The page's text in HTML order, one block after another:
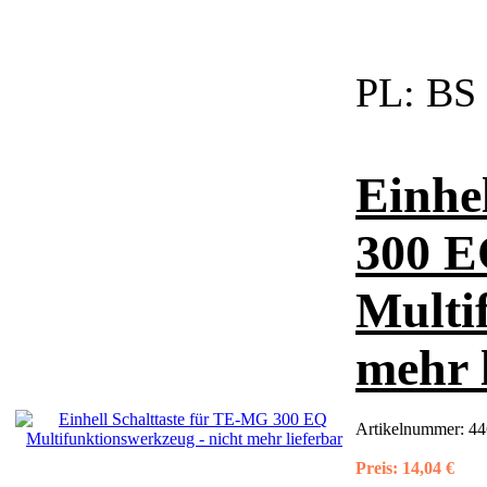
PL: BS
300
mehr
Artikelnummer:
Preis: 14,04 €